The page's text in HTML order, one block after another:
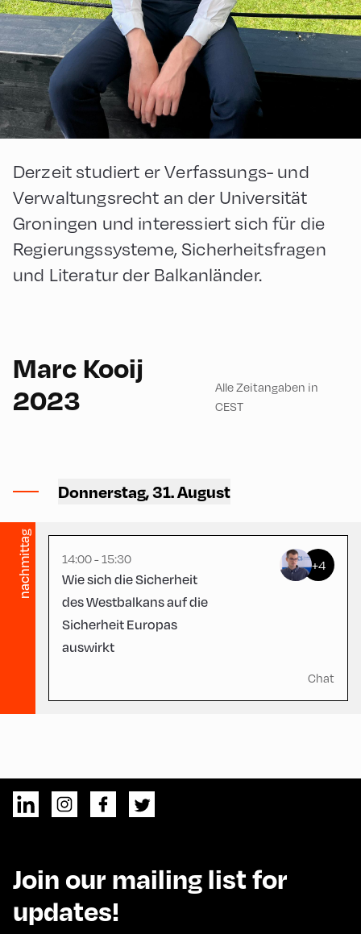
Derzeit studiert er Verfassungs- und
Verwaltungsrecht an der Universität
Groningen und interessiert sich für die
Regierungssysteme, Sicherheitsfragen
und Literatur der Balkanländer.
Marc Kooij
2023
Alle Zeitangaben in
CEST
Donnerstag, 31. August
nachmittag
Feuerwehrhaus
14:00 - 15:30
Wie sich die Sicherheit
des Westbalkans auf die
Sicherheit Europas
auswirkt
+4
Chat
Join our mailing list for
updates!